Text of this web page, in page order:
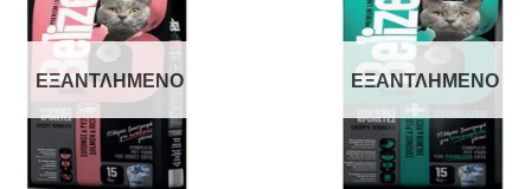
ΕΞΑΝΤΛΗΜΈΝΟ ΕΞΑΝΤΛΗΜΈΝΟ